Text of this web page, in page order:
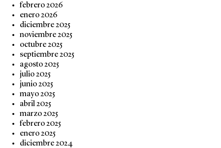
febrero 2026
enero 2026
diciembre 2025
noviembre 2025
octubre 2025
septiembre 2025
agosto 2025
julio 2025
junio 2025
mayo 2025
abril 2025
marzo 2025
febrero 2025
enero 2025
diciembre 2024